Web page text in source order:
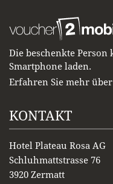
Die beschenkte Person
Smartphone laden.
Erfahren Sie mehr
KONTAKT
Hotel Plateau Rosa AG
Schluhmattstrasse 76
3920 Zermatt